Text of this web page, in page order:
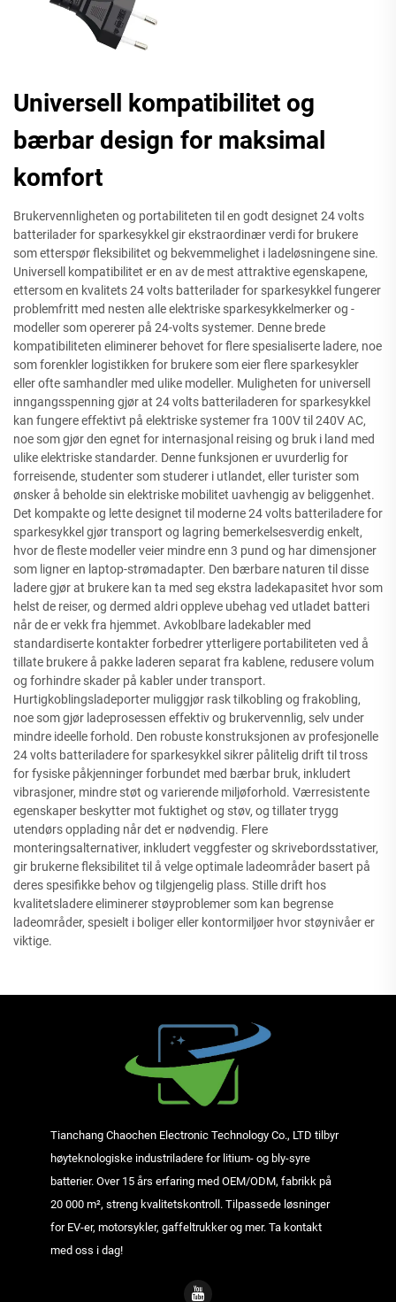
Universell kompatibilitet og
bærbar design for maksimal
komfort
Brukervennligheten og portabiliteten til en godt designet 24 volts
batterilader for sparkesykkel gir ekstraordinær verdi for brukere
som etterspør fleksibilitet og bekvemmelighet i ladeløsningene sine.
Universell kompatibilitet er en av de mest attraktive egenskapene,
ettersom en kvalitets 24 volts batterilader for sparkesykkel fungerer
problemfritt med nesten alle elektriske sparkesykkelmerker og -
modeller som opererer på 24-volts systemer. Denne brede
kompatibiliteten eliminerer behovet for flere spesialiserte ladere, noe
som forenkler logistikken for brukere som eier flere sparkesykler
eller ofte samhandler med ulike modeller. Muligheten for universell
inngangsspenning gjør at 24 volts batteriladeren for sparkesykkel
kan fungere effektivt på elektriske systemer fra 100V til 240V AC,
noe som gjør den egnet for internasjonal reising og bruk i land med
ulike elektriske standarder. Denne funksjonen er uvurderlig for
forreisende, studenter som studerer i utlandet, eller turister som
ønsker å beholde sin elektriske mobilitet uavhengig av beliggenhet.
Det kompakte og lette designet til moderne 24 volts batteriladere for
sparkesykkel gjør transport og lagring bemerkelsesverdig enkelt,
hvor de fleste modeller veier mindre enn 3 pund og har dimensjoner
som ligner en laptop-strømadapter. Den bærbare naturen til disse
ladere gjør at brukere kan ta med seg ekstra ladekapasitet hvor som
helst de reiser, og dermed aldri oppleve ubehag ved utladet batteri
når de er vekk fra hjemmet. Avkoblbare ladekabler med
standardiserte kontakter forbedrer ytterligere portabiliteten ved å
tillate brukere å pakke laderen separat fra kablene, redusere volum
og forhindre skader på kabler under transport.
Hurtigkoblingsladeporter muliggjør rask tilkobling og frakobling,
noe som gjør ladeprosessen effektiv og brukervennlig, selv under
mindre ideelle forhold. Den robuste konstruksjonen av profesjonelle
24 volts batteriladere for sparkesykkel sikrer pålitelig drift til tross
for fysiske påkjenninger forbundet med bærbar bruk, inkludert
vibrasjoner, mindre støt og varierende miljøforhold. Værresistente
egenskaper beskytter mot fuktighet og støv, og tillater trygg
utendørs opplading når det er nødvendig. Flere
monteringsalternativer, inkludert veggfester og skrivebordsstativer,
gir brukerne fleksibilitet til å velge optimale ladeområder basert på
deres spesifikke behov og tilgjengelig plass. Stille drift hos
kvalitetsladere eliminerer støyproblemer som kan begrense
ladeområder, spesielt i boliger eller kontormiljøer hvor støynivåer er
viktige.
Tianchang Chaochen Electronic Technology Co., LTD tilbyr
høyteknologiske industriladere for litium- og bly-syre
batterier. Over 15 års erfaring med OEM/ODM, fabrikk på
20 000 m², streng kvalitetskontroll. Tilpassede løsninger
for EV-er, motorsykler, gaffeltrukker og mer. Ta kontakt
med oss i dag!